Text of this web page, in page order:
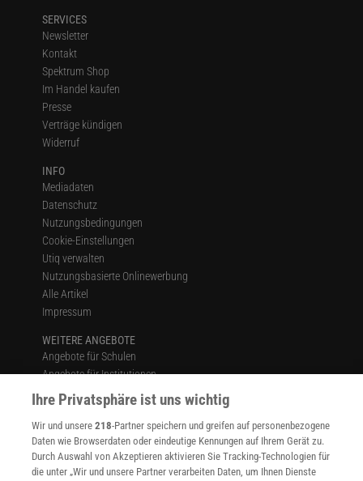
SERVICES
Newsletter
Kontakt
Spektrum Shop
Im Handel kaufen
Presse
Verträge kündigen
Widerruf
INFO
Mediadaten
Datenschutz
Nutzungsbedingungen
Cookie-Einstellungen
Utiq verwalten
Nutzungsbasierte Onlinewerbung
Alle Artikel
Impressum
WEITERE ANGEBOTE
Angebote für Schulen
Angebote für Institutionen
Sprachen lernen mit Gymglish
Für Spektrum schreiben
Zugänglichkeitserklärung
WEBSEITEN
Ihre Privatsphäre ist uns wichtig
Wir und unsere218-Partner speichern und greifen auf personenbezogene
Daten wie Browserdaten oder eindeutige Kennungen auf Ihrem Gerät zu.
Durch Auswahl von Akzeptieren aktivieren Sie Tracking-Technologien für
die unter „Wir und unsere Partner verarbeiten Daten, um Ihnen Dienste